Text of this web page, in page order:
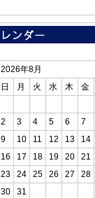
2026年8月
日
月 火 水 木 金
2
3 4 5 6 7
9
10 11 12 13 14
16
17 18 19 20 21
23
24 25 26 27 28
30
31